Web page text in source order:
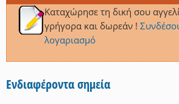
Καταχώρησε τη δική σου
γρήγορα και δωρεάν !
λογαριασμό
Ενδιαφέροντα σημεία